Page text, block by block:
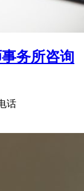
务所咨询
话